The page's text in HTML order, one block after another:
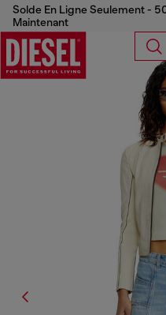
Solde En Ligne Seulement -
Maintenant